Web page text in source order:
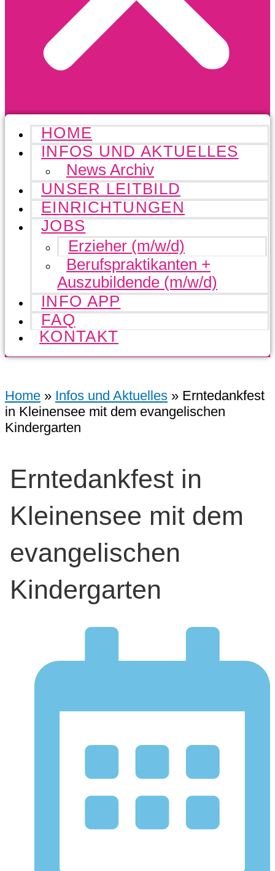
HOME
INFOS UND AKTUELLES
News Archiv
UNSER LEITBILD
EINRICHTUNGEN
JOBS
Erzieher (m/w/d)
Berufspraktikanten +
Auszubildende (m/w/d)
INFO APP
FAQ
KONTAKT
Home » Infos und Aktuelles » Erntedankfest
in Kleinensee mit dem evangelischen
Kindergarten
Erntedankfest in
Kleinensee mit dem
evangelischen
Kindergarten